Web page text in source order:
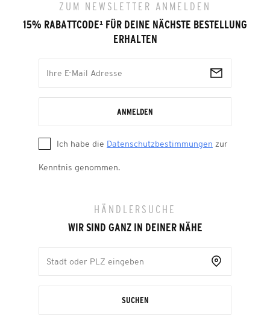
ZUM NEWSLETTER ANMELDEN
15% RABATTCODE¹ FÜR DEINE NÄCHSTE BESTELLUNG
ERHALTEN
ANMELDEN
Ich habe die Datenschutzbestimmungen zur
Kenntnis genommen.
HÄNDLERSUCHE
WIR SIND GANZ IN DEINER NÄHE
SUCHEN